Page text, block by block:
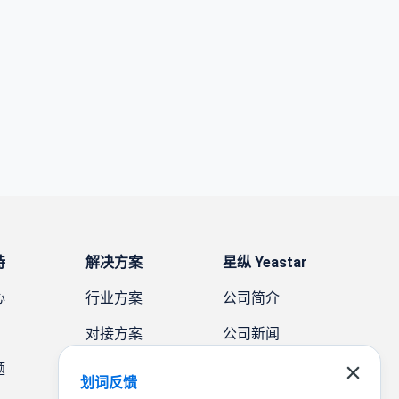
划词反馈
解决方案
行业方案
对接方案
星纵 Yeastar
公司简介
公司新闻